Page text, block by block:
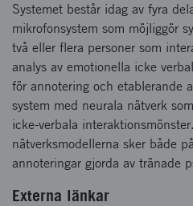
Systemet består idag av fyra
mikrofonsystem som möjliggör
två eller flera personer som
analys av emotionella icke
för annotering och etablerande
system med neurala nätverk
icke-verbala
nätverksmodellerna sker både
annoteringar gjorda av tränade
Externa länkar